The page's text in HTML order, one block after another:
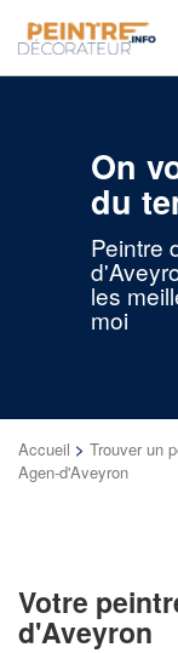
On
du
Peintre
les
moi
Accueil > Trouver un
Agen-d'Aveyron
Votre
d'Aveyron